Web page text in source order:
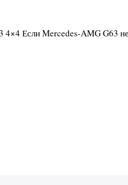
4×4 Если Mercedes-AMG G63